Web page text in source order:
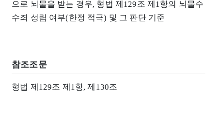
으로 뇌물을 받는 경우, 형법 제129조 제1항의 뇌물수
수죄 성립 여부(한정 적극) 및 그 판단 기준
참조조문
형법 제129조 제1항, 제130조